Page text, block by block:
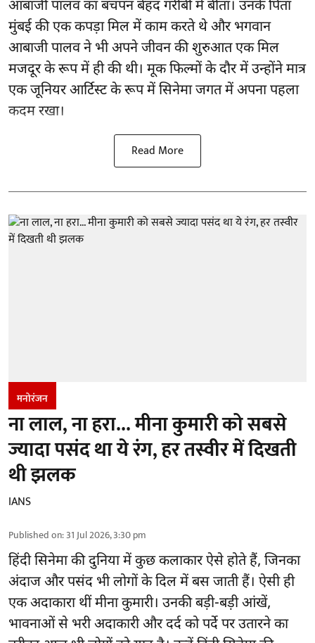
आबाजी पालव का बचपन बेहद गरीबी में बीता। उनके पिता
मुंबई की एक कपड़ा मिल में काम करते थे और भगवान
आबाजी पालव ने भी अपने जीवन की शुरुआत एक मिल
मजदूर के रूप में ही की थी। मूक फिल्मों के दौर में उन्होंने मात्र
एक जूनियर आर्टिस्ट के रूप में सिनेमा जगत में अपना पहला
कदम रखा।
Read More
मनोरंजन
ना लाल, ना हरा... मीना कुमारी को सबसे
ज्यादा पसंद था ये रंग, हर तस्वीर में दिखती
थी झलक
IANS
Published on:31 Jul 2026, 3:30 pm
हिंदी सिनेमा की दुनिया में कुछ कलाकार ऐसे होते हैं, जिनका
अंदाज और पसंद भी लोगों के दिल में बस जाती हैं। ऐसी ही
एक अदाकारा थीं मीना कुमारी। उनकी बड़ी-बड़ी आंखें,
भावनाओं से भरी अदाकारी और दर्द को पर्दे पर उतारने का